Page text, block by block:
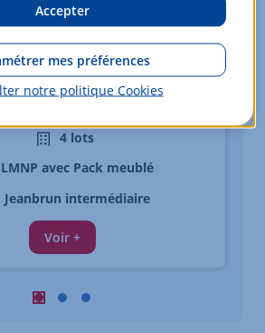
Carousel : Biens similaires à la
Carousel : Biens similaires à la
Carousel : Biens similaires à
- du 3 au 4 pièces
FONTAINE LES DIJON
À partir de
242 000 EUR
4 lots
LMNP avec Pack meublé
Jeanbrun intermédiaire
Voir +
Accepter
mes préférences
notre politique Cookies